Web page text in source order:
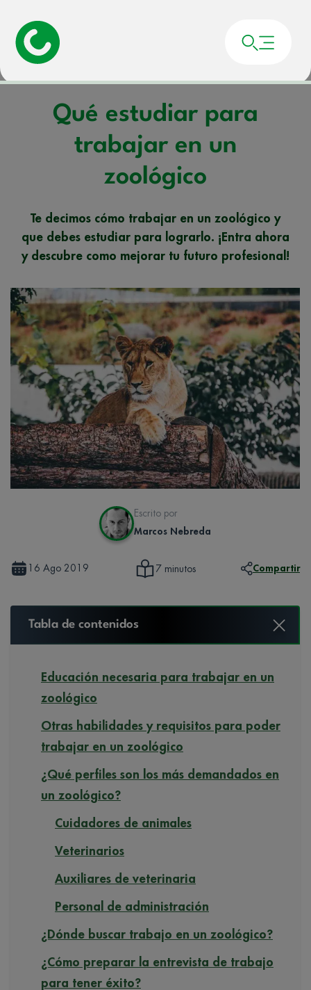
Portada»
Qué estudiar para
trabajar en un
zoológico
Te decimos cómo trabajar en un zoológico y
que debes estudiar para lograrlo. ¡Entra ahora
y descubre como mejorar tu futuro profesional!
Escrito por
Marcos Nebreda
16 Ago 2019 7 minutos Compartir
Tabla de contenidos
Educación necesaria para trabajar en un
zoológico
Otras habilidades y requisitos para poder
trabajar en un zoológico
¿Qué perfiles son los más demandados en
un zoológico?
Cuidadores de animales
Veterinarios
Auxiliares de veterinaria
Personal de administración
¿Dónde buscar trabajo en un zoológico?
¿Cómo preparar la entrevista de trabajo
para tener éxito?